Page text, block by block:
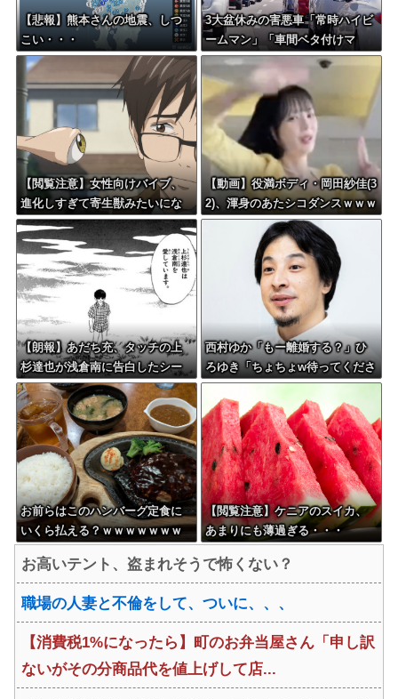
【悲報】熊本さんの地震、しつ
こい・・・
3大盆休みの害悪車「常時ハイビ
ームマン」「車間ベタ付けマ
ン」「法定速度絶対遵守マン」
【閲覧注意】女性向けバイブ、
進化しすぎて寄生獣みたいにな
ってしまう・・・
【動画】役満ボディ・岡田紗佳(3
2)、渾身のあたシコダンスｗｗｗ
ｗｗｗ
【朗報】あだち充、タッチの上
杉達也が浅倉南に告白したシー
ンを完全再現ｗｗｗｗｗ
西村ゆか「もー離婚する？」ひ
ろゆき「ちょちょw待ってくださ
いよー」←これさぁ
お前らはこのハンバーグ定食に
いくら払える？ｗｗｗｗｗｗｗ
【閲覧注意】ケニアのスイカ、
あまりにも薄過ぎる・・・
お高いテント、盗まれそうで怖くない？
職場の人妻と不倫をして、ついに、、、
【消費税1%になったら】町のお弁当屋さん「申し訳
ないがその分商品代を値上げして店...